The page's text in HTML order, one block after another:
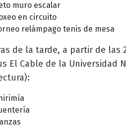
muro escalar
en circuito
relámpago tenis de mesa
de la tarde, a partir de las
El Cable de la Universidad